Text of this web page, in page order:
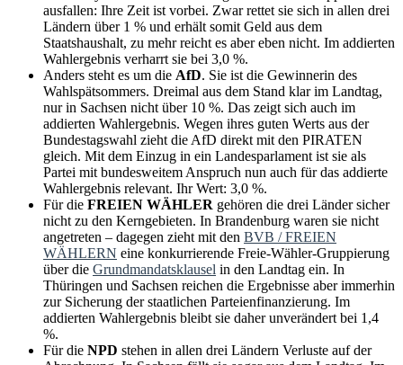
ausfallen: Ihre Zeit ist vorbei. Zwar rettet sie sich in allen drei
Ländern über 1 % und erhält somit Geld aus dem
Staatshaushalt, zu mehr reicht es aber eben nicht. Im addierten
Wahlergebnis verharrt sie bei 3,0 %.
Anders steht es um die AfD. Sie ist die Gewinnerin des
Wahlspätsommers. Dreimal aus dem Stand klar im Landtag,
nur in Sachsen nicht über 10 %. Das zeigt sich auch im
addierten Wahlergebnis. Wegen ihres guten Werts aus der
Bundestagswahl zieht die AfD direkt mit den PIRATEN
gleich. Mit dem Einzug in ein Landesparlament ist sie als
Partei mit bundesweitem Anspruch nun auch für das addierte
Wahlergebnis relevant. Ihr Wert: 3,0 %.
Für die FREIEN WÄHLER gehören die drei Länder sicher
nicht zu den Kerngebieten. In Brandenburg waren sie nicht
angetreten – dagegen zieht mit den BVB / FREIEN
WÄHLERN eine konkurrierende Freie-Wähler-Gruppierung
über die Grundmandatsklausel in den Landtag ein. In
Thüringen und Sachsen reichen die Ergebnisse aber immerhin
zur Sicherung der staatlichen Parteienfinanzierung. Im
addierten Wahlergebnis bleibt sie daher unverändert bei 1,4
%.
Für die NPD stehen in allen drei Ländern Verluste auf der